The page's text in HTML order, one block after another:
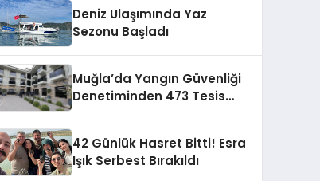
Deniz Ulaşımında Yaz
Sezonu Başladı
Muğla’da Yangın Güvenliği
Denetiminden 473 Tesis
42 Günlük Hasret Bitti! Esra
Işık Serbest Bırakıldı